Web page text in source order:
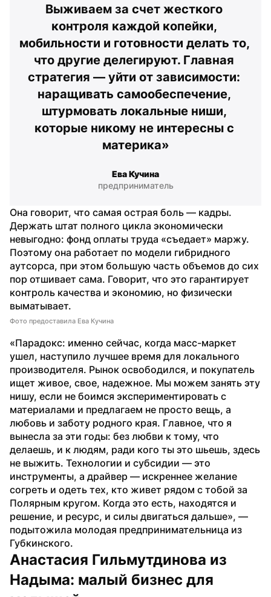
Выживаем за счет жесткого
контроля каждой копейки,
мобильности и готовности делать то,
что другие делегируют. Главная
стратегия — уйти от зависимости:
наращивать самообеспечение,
штурмовать локальные ниши,
которые никому не интересны с
материка»
Ева Кучина
предприниматель
Она говорит, что самая острая боль — кадры.
Держать штат полного цикла экономически
невыгодно: фонд оплаты труда «съедает» маржу.
Поэтому она работает по модели гибридного
аутсорса, при этом большую часть объемов до сих
пор отшивает сама. Говорит, что это гарантирует
контроль качества и экономию, но физически
выматывает.
Фото предоставила Ева Кучина
«Парадокс: именно сейчас, когда масс-маркет
ушел, наступило лучшее время для локального
производителя. Рынок освободился, и покупатель
ищет живое, свое, надежное. Мы можем занять эту
нишу, если не боимся экспериментировать с
материалами и предлагаем не просто вещь, а
любовь и заботу родного края. Главное, что я
вынесла за эти годы: без любви к тому, что
делаешь, и к людям, ради кого ты это шьешь, здесь
не выжить. Технологии и субсидии — это
инструменты, а драйвер — искреннее желание
согреть и одеть тех, кто живет рядом с тобой за
Полярным кругом. Когда это есть, находятся и
решение, и ресурс, и силы двигаться дальше», —
подытожила молодая предпринимательница из
Губкинского.
Анастасия Гильмутдинова из
Надыма: малый бизнес для